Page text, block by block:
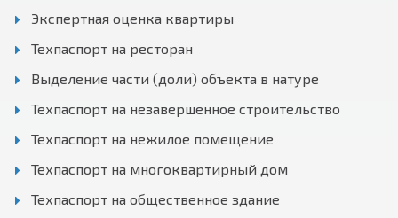
Экспертная оценка квартиры
Техпаспорт на ресторан
Выделение части (доли) объекта в натуре
Техпаспорт на незавершенное строительство
Техпаспорт на нежилое помещение
Техпаспорт на многоквартирный дом
Техпаспорт на общественное здание